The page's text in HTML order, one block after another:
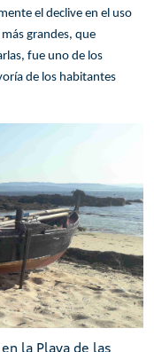
el declive en el uso
grandes, que
fue uno de los
de los habitantes